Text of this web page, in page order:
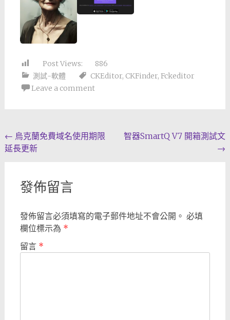
Post Views:
886
測試-軟體
CKEditor, CKFinder, Fckeditor
Leave a comment
Post
navigation
← 烏克蘭免費域名使用期限
延長更新
智器SmartQ V7 開箱測試文
→
發佈留言
發佈留言必須填寫的電子郵件地址不會公開。 必填
欄位標示為 *
留言 *